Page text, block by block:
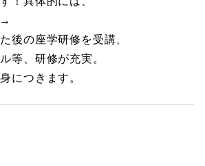
後の座学研修を受講、
等、研修が充実。
につきます。